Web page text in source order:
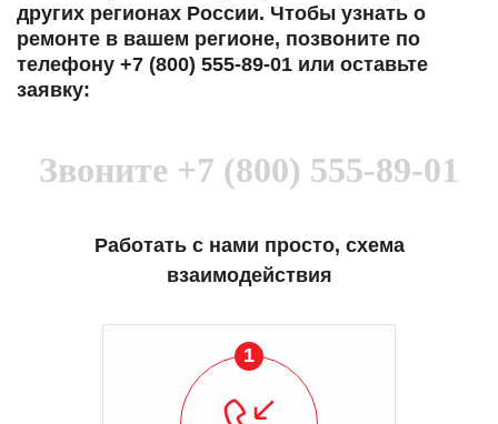
других регионах России. Чтобы узнать о
ремонте в вашем регионе, позвоните по
телефону +7 (800) 555-89-01 или оставьте
заявку:
Звоните +7 (800) 555-89-01
Работать с нами просто, схема
взаимодействия
1